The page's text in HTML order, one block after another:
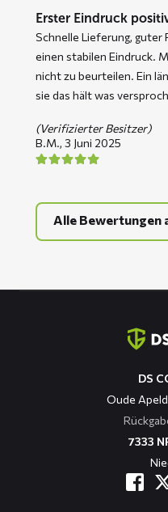
Erster Eindruck
Schnelle Lieferung, guter
einen stabilen Eindruck.
nicht zu beurteilen. Ein
sie das hält was
(Verifizierter Besitzer)
B.M., 3 Juni 2025
Alle Bewertungen
DS
Oude
7333